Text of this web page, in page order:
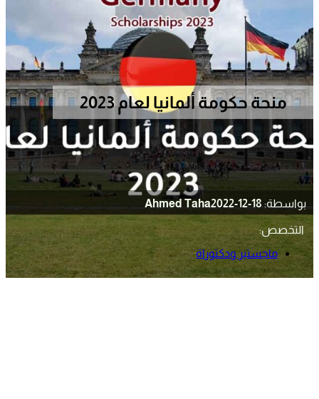
منحة حكومة ألمانيا لعام 2023
بواسطة: Ahmed Taha2022-12-18
التخصص:
ماجستير ودكتوراة